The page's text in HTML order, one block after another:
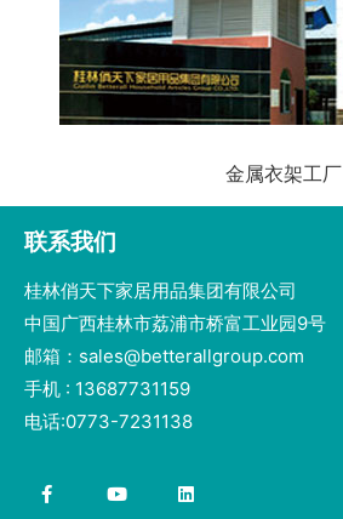
金属衣架工厂
联系我们
桂林俏天下家居用品集团有限公司
中国广西桂林市荔浦市桥富工业园9号
邮箱：sales@betterallgroup.com
手机 : 13687731159
电话:0773-7231138